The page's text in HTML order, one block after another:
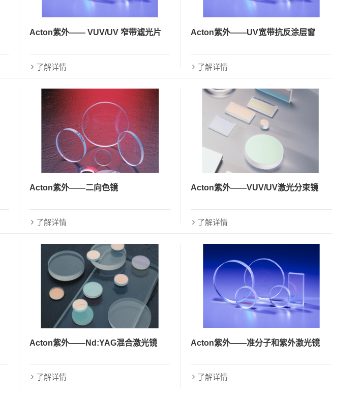
Acton紫外—— VUV/UV 窄带滤光片
了解详情
Acton紫外——UV宽带抗反涂层窗
了解详情
Acton紫外——二向色镜
了解详情
Acton紫外——VUV/UV激光分束镜
了解详情
Acton紫外——Nd:YAG混合激光镜
了解详情
Acton紫外——准分子和紫外激光镜
了解详情